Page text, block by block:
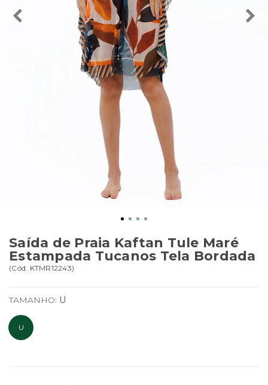
Saída de Praia Kaftan Tule Maré
Estampada Tucanos Tela Bordada
(Cód. KTMR12243)
TAMANHO: U
U